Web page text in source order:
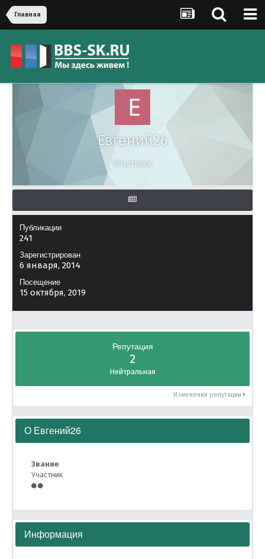
Главная
Евгений26
Участники
Публикации
241
Зарегистрирован
6 января, 2014
Посещение
15 октября, 2019
Репутация
2
Нейтральная
Изменения репутации
О Евгений26
Звание
Участник
Информация